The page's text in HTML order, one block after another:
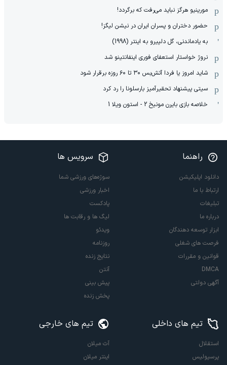
مورینیو هرگز نباید می‌رفت که برگردد!
حضور دختران و پسران ایران در نیشن لیگز!
به یادماندنی، گل دلپیرو به اینتر (1998)
نروژ خواستار استعفای فوری اینفانتینو شد
شاید امروز یا فردا آتش‌بس ۳۰ تا ۶۰ روزه برقرار شود
سیتی پیشنهاد تحقیرآمیز بارسلونا را رد کرد
خلاصه بازی بایرن مونیخ 2 - استون ویلا 1
راهنما
دانلود اپلیکیشن
ارتباط با ما
تبلیغات
درباره ما
ابزار توسعه دهندگان
فرصت های شغلی
قوانین و مقررات
DMCA
آگهی دولتی
سرویس ها
سوژه‌های ورزشی شما
اخبار ورزشی
پادکست
لیگ ها و رقابت ها
ویدئو
روزنامه
نتایج زنده
آنتن
پیش بینی
پخش زنده
تیم های داخلی
استقلال
پرسپولیس
تیم های خارجی
آث میلان
اینتر میلان